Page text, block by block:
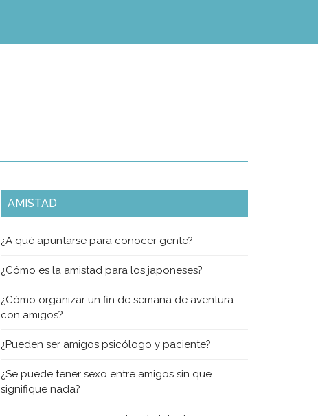
AMISTAD
¿A qué apuntarse para conocer gente?
¿Cómo es la amistad para los japoneses?
¿Cómo organizar un fin de semana de aventura
con amigos?
¿Pueden ser amigos psicólogo y paciente?
¿Se puede tener sexo entre amigos sin que
signifique nada?